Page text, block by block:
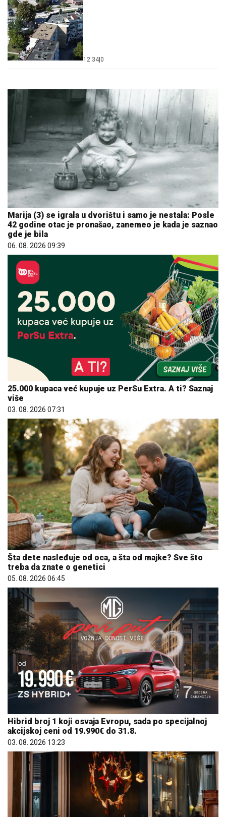
12:34 0
Marija (3) se igrala u dvorištu i samo je nestala: Posle
42 godine otac je pronašao, zanemeo je kada je saznao
gde je bila
06. 08. 2026 09:39
25.000 kupaca već kupuje uz PerSu Extra. A ti? Saznaj
više
03. 08. 2026 07:31
Šta dete nasleđuje od oca, a šta od majke? Sve što
treba da znate o genetici
05. 08. 2026 06:45
Hibrid broj 1 koji osvaja Evropu, sada po specijalnoj
akcijskoj ceni od 19.990€ do 31.8.
03. 08. 2026 13:23